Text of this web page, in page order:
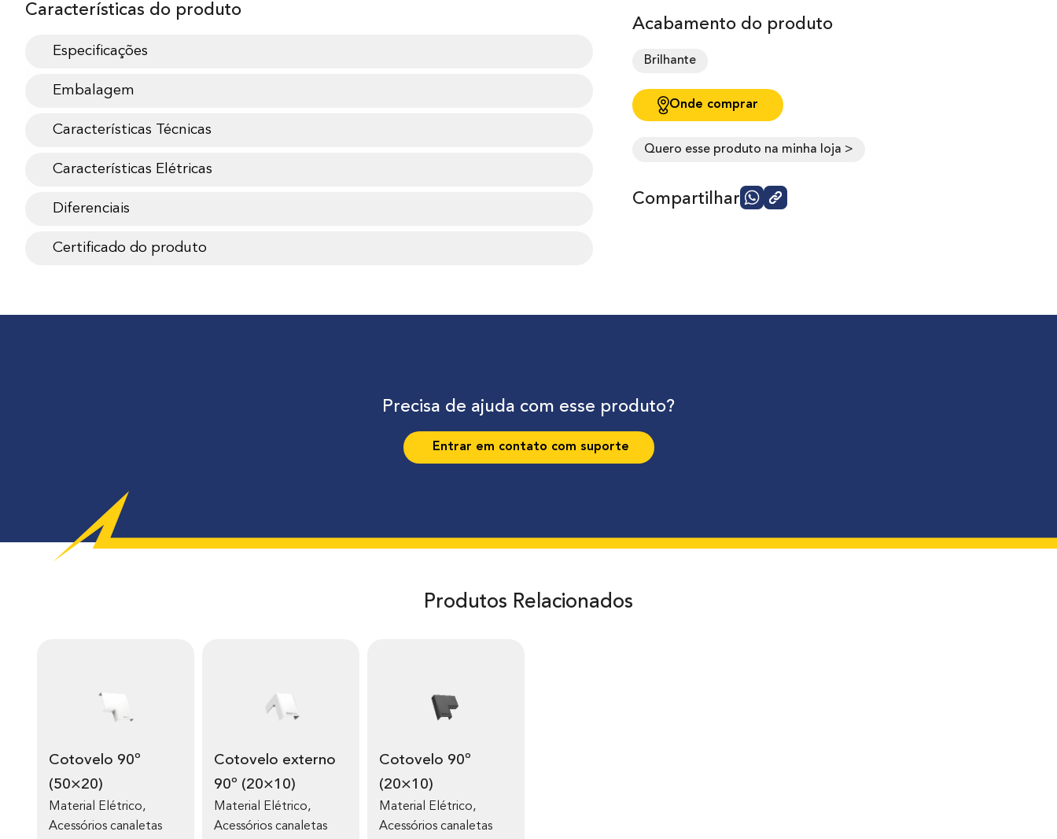
Características do produto
Especificações
Embalagem
Características Técnicas
Características Elétricas
Diferenciais
Certificado do produto
Acabamento do produto
Brilhante
Onde comprar
Quero esse produto na minha loja >
Compartilhar
Precisa de ajuda com esse produto?
Entrar em contato com suporte
Produtos Relacionados
Cotovelo 90º
(50×20)
Material Elétrico,
Acessórios canaletas
Cotovelo externo
90º (20×10)
Material Elétrico,
Acessórios canaletas
Cotovelo 90º
(20×10)
Material Elétrico,
Acessórios canaletas